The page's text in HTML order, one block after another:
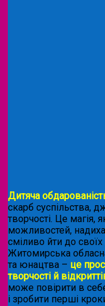
Дитяча
скарб суспільства,
творчості. Це магія,
можливостей,
сміливо йти до
Житомирська
та юнацтва – це
творчості й
може повірити в
і зробити перші